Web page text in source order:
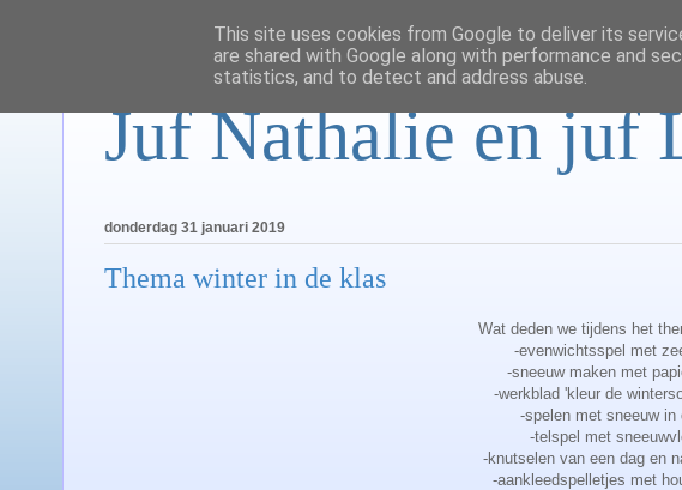
Juf Nathalie en juf
donderdag 31 januari 2019
Thema winter in de klas
Wat deden we tijdens het
-evenwichtsspel met
-sneeuw maken met
-werkblad 'kleur de
-spelen met sneeuw in
-telspel met
-knutselen van een dag en
-aankleedspelletjes met
This site uses cookies from Google to deliver its
are shared with Google along with performance and
statistics, and to detect and address abuse.